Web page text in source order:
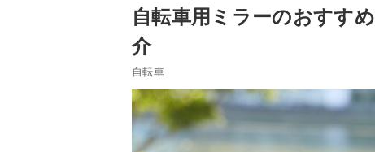
自転車用ミラーのおすす
介
自転車